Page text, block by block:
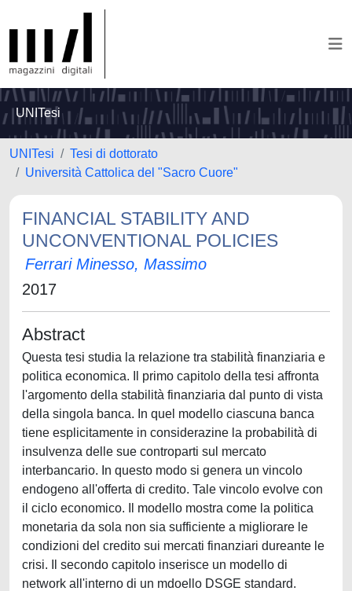
UNITesi
UNITesi
Tesi di dottorato
Università Cattolica del "Sacro Cuore"
FINANCIAL STABILITY AND
UNCONVENTIONAL POLICIES
Ferrari Minesso, Massimo
2017
Abstract
Questa tesi studia la relazione tra stabilità finanziaria e
politica economica. Il primo capitolo della tesi affronta
l'argomento della stabilità finanziaria dal punto di vista
della singola banca. In quel modello ciascuna banca
tiene esplicitamente in considerazine la probabilità di
insulvenza delle sue controparti sul mercato
interbancario. In questo modo si genera un vincolo
endogeno all'offerta di credito. Tale vincolo evolve con
il ciclo economico. Il modello mostra come la politica
monetaria da sola non sia sufficiente a migliorare le
condizioni del credito sui mercati finanziari dureante le
crisi. Il secondo capitolo inserisce un modello di
network all'interno di un mdoello DSGE standard.